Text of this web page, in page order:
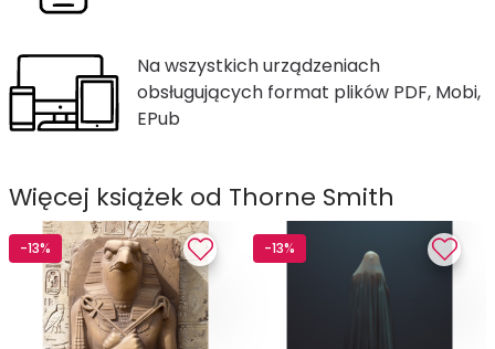
Na wszystkich urządzeniach
obsługujących format plików PDF, Mobi,
EPub
Więcej książek od Thorne Smith
-13% -13%